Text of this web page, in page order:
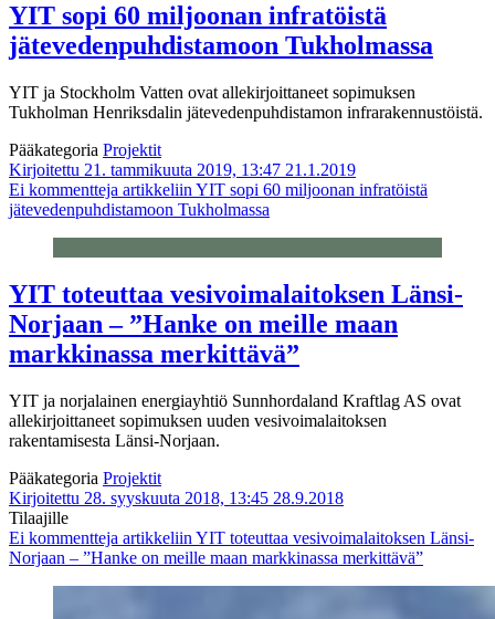
YIT sopi 60 miljoonan infratöistä
jätevedenpuhdistamoon Tukholmassa
YIT ja Stockholm Vatten ovat allekirjoittaneet sopimuksen
Tukholman Henriksdalin jätevedenpuhdistamon infrarakennustöistä.
Pääkategoria Projektit
Kirjoitettu 21. tammikuuta 2019, 13:47 21.1.2019
Ei kommentteja artikkeliin YIT sopi 60 miljoonan infratöistä
jätevedenpuhdistamoon Tukholmassa
YIT toteuttaa vesivoimalaitoksen Länsi-
Norjaan – ”Hanke on meille maan
markkinassa merkittävä”
YIT ja norjalainen energiayhtiö Sunnhordaland Kraftlag AS ovat
allekirjoittaneet sopimuksen uuden vesivoimalaitoksen
rakentamisesta Länsi-Norjaan.
Pääkategoria Projektit
Kirjoitettu 28. syyskuuta 2018, 13:45 28.9.2018
Tilaajille
Ei kommentteja artikkeliin YIT toteuttaa vesivoimalaitoksen Länsi-
Norjaan – ”Hanke on meille maan markkinassa merkittävä”